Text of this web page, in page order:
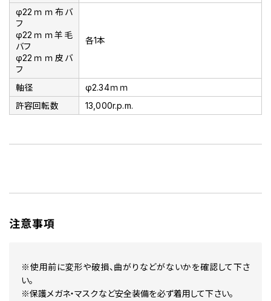
φ22ｍｍ布バ
フ
φ22ｍｍ羊毛
バフ
φ22ｍｍ皮バ
フ
各1本
軸径
φ2.34ｍｍ
許容回転数
13,000r.p.m.
注意事項
※使用前に変形や破損、曲がりなどがないかを確認して下さ
い。
※保護メガネ・マスクなど安全装備を必ず着用して下さい。